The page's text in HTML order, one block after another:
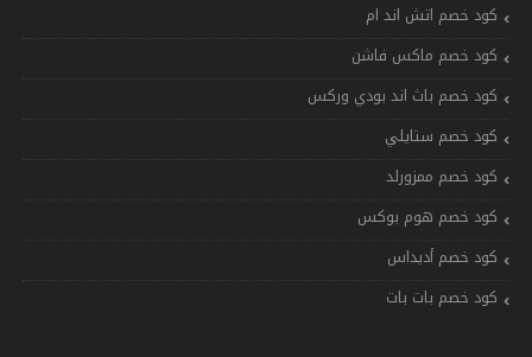
كود خصم اتش اند ام
كود خصم ماكس فاشن
كود خصم باث اند بودي وركس
كود خصم ستايلي
كود خصم ممزورلد
كود خصم هوم بوكس
كود خصم أديداس
كود خصم بات بات